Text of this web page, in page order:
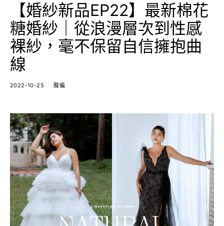
【婚紗新品EP22】最新棉花
糖婚紗｜從浪漫層次到性感
裸紗，毫不保留自信擁抱曲
線
2022-10-25 酸編